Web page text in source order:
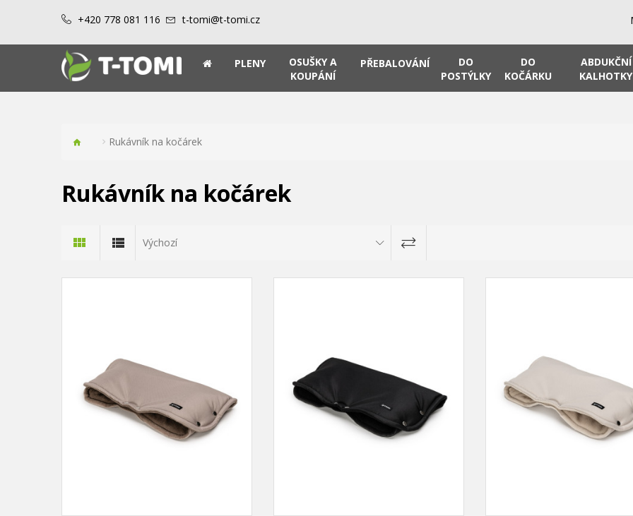
+420 778 081 116 t-tomi@t-tomi.cz
PLENY
OSUŠKY A
KOUPÁNÍ
PŘEBALOVÁNÍ
DO
POSTÝLKY
DO
KOČÁRKU
ABDUKČNÍ
KALHOTKY
Rukávník na kočárek
Rukávník na kočárek
Výchozí